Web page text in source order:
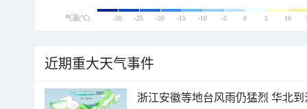
气温(℃) -30 -25 -20 -15 -10 -5 0 5 10
近期重大天气事件
浙江安徽等地台风雨仍猛烈 华北